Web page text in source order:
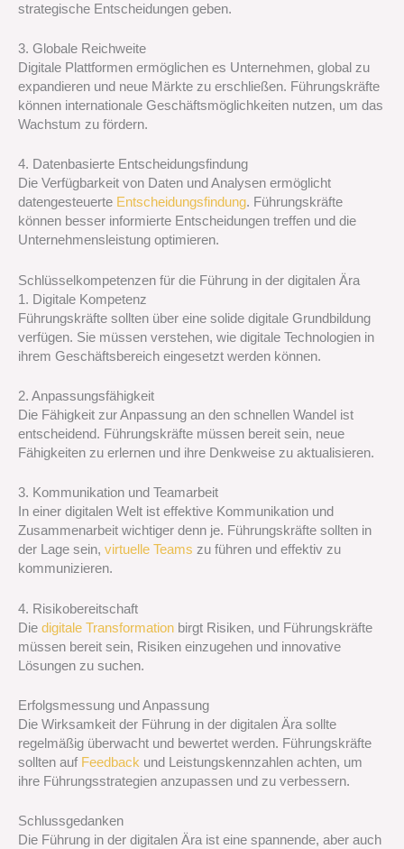
strategische Entscheidungen geben.
3. Globale Reichweite
Digitale Plattformen ermöglichen es Unternehmen, global zu
expandieren und neue Märkte zu erschließen. Führungskräfte
können internationale Geschäftsmöglichkeiten nutzen, um das
Wachstum zu fördern.
4. Datenbasierte Entscheidungsfindung
Die Verfügbarkeit von Daten und Analysen ermöglicht
datengesteuerte Entscheidungsfindung. Führungskräfte
können besser informierte Entscheidungen treffen und die
Unternehmensleistung optimieren.
Schlüsselkompetenzen für die Führung in der digitalen Ära
1. Digitale Kompetenz
Führungskräfte sollten über eine solide digitale Grundbildung
verfügen. Sie müssen verstehen, wie digitale Technologien in
ihrem Geschäftsbereich eingesetzt werden können.
2. Anpassungsfähigkeit
Die Fähigkeit zur Anpassung an den schnellen Wandel ist
entscheidend. Führungskräfte müssen bereit sein, neue
Fähigkeiten zu erlernen und ihre Denkweise zu aktualisieren.
3. Kommunikation und Teamarbeit
In einer digitalen Welt ist effektive Kommunikation und
Zusammenarbeit wichtiger denn je. Führungskräfte sollten in
der Lage sein, virtuelle Teams zu führen und effektiv zu
kommunizieren.
4. Risikobereitschaft
Die digitale Transformation birgt Risiken, und Führungskräfte
müssen bereit sein, Risiken einzugehen und innovative
Lösungen zu suchen.
Erfolgsmessung und Anpassung
Die Wirksamkeit der Führung in der digitalen Ära sollte
regelmäßig überwacht und bewertet werden. Führungskräfte
sollten auf Feedback und Leistungskennzahlen achten, um
ihre Führungsstrategien anzupassen und zu verbessern.
Schlussgedanken
Die Führung in der digitalen Ära ist eine spannende, aber auch